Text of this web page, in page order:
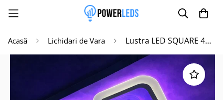
Acasă Lichidari de Vara Lustra LED SQUARE 4+1 RGB ECHIVALENT 400W 40cm Telecomanda
Activează notificările